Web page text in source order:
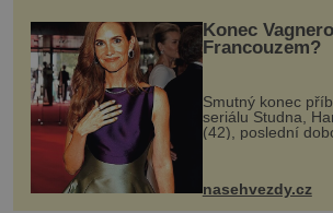
Konec
Francouzem?
Smutný konec
seriálu Studna,
(42), poslední
nasehvezdy.cz